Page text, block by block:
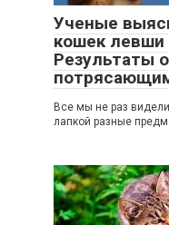
Ученые
кошек левши
Результаты
Все мы не раз
лапкой разные